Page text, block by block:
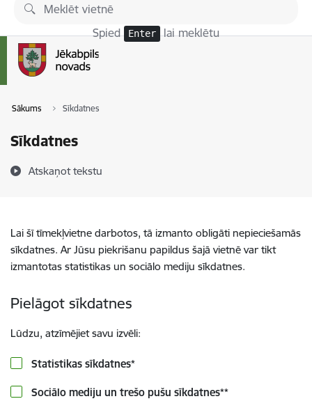
Pāriet uz lapas saturu
Spied Enter lai meklētu
Sākums Sīkdatnes
Sīkdatnes
Atskaņot tekstu
Lai šī tīmekļvietne darbotos, tā izmanto obligāti nepieciešamās
sīkdatnes. Ar Jūsu piekrišanu papildus šajā vietnē var tikt
izmantotas statistikas un sociālo mediju sīkdatnes.
Pielāgot sīkdatnes
Lūdzu, atzīmējiet savu izvēli:
Statistikas sīkdatnes*
Sociālo mediju un trešo pušu sīkdatnes**